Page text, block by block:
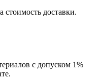
стоимость доставки.
с допуском 1%